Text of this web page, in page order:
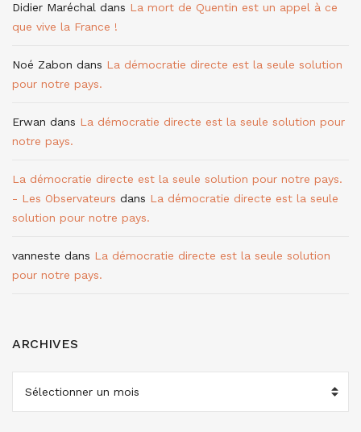
Didier Maréchal dans La mort de Quentin est un appel à ce
que vive la France !
Noé Zabon dans La démocratie directe est la seule solution
pour notre pays.
Erwan dans La démocratie directe est la seule solution pour
notre pays.
La démocratie directe est la seule solution pour notre pays.
- Les Observateurs dans La démocratie directe est la seule
solution pour notre pays.
vanneste dans La démocratie directe est la seule solution
pour notre pays.
ARCHIVES